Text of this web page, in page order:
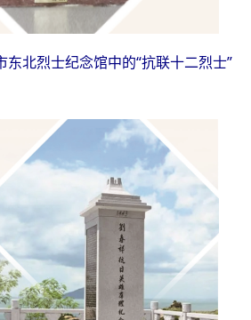
东北烈士纪念馆中的“抗联十二烈士”